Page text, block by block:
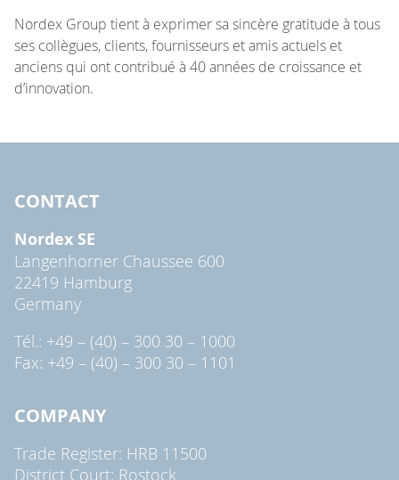
Nordex Group tient à exprimer sa sincère gratitude à tous
ses collègues, clients, fournisseurs et amis actuels et
anciens qui ont contribué à 40 années de croissance et
d’innovation.
CONTACT
Nordex SE
Langenhorner Chaussee 600
22419 Hamburg
Germany
Tél.: +49 – (40) – 300 30 – 1000
Fax: +49 – (40) – 300 30 – 1101
COMPANY
Trade Register: HRB 11500
District Court: Rostock